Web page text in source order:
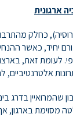
ארגונית
רוסיה), כחלק
יחיד, כאשר
לעומת זאת,
אלטרנטיביים,
שהמרואיין בדרג
מסוימת בארגון,